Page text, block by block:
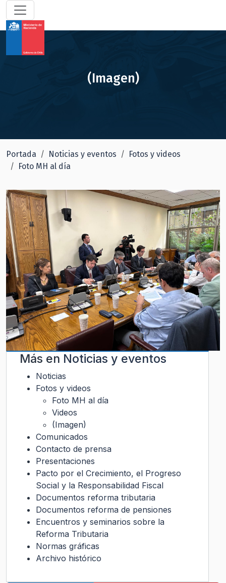
(Imagen)
Portada Noticias y eventos
Fotos y videos
Foto MH al día
Más en Noticias y eventos
Noticias
Fotos y videos
Foto MH al día
Videos
(Imagen)
Comunicados
Contacto de prensa
Presentaciones
Pacto por el Crecimiento, el Progreso
Social y la Responsabilidad Fiscal
Documentos reforma tributaria
Documentos reforma de pensiones
Encuentros y seminarios sobre la
Reforma Tributaria
Normas gráficas
Archivo histórico